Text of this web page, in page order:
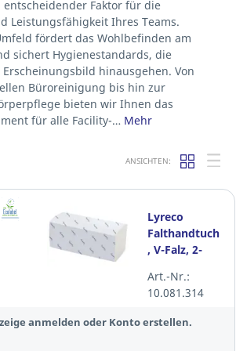
entscheidender Faktor für die
Leistungsfähigkeit Ihres Teams.
fördert das Wohlbefinden am
sichert Hygienestandards, die
hinausgehen. Von
Büroreinigung bis hin zur
bieten wir Ihnen das
für alle Facility-… Mehr
ANSICHTEN:
Lyreco
Falthandtuch
, V-Falz, 2-
21x23cm,
20x190 Stück
Art.-Nr.:
10.081.314
anmelden oder Konto erstellen.